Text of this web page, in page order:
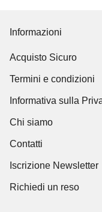
Informazioni
Acquisto Sicuro
Termini e condizioni
Informativa sulla
Chi siamo
Contatti
Iscrizione Newsletter
Richiedi un reso